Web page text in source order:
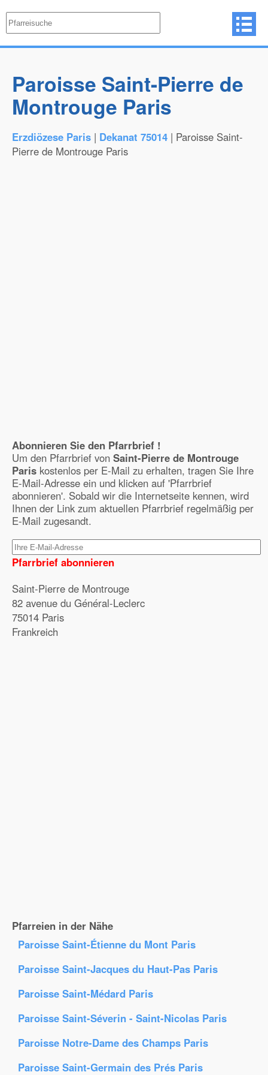
Paroisse Saint-Pierre de
Montrouge Paris
Erzdiözese Paris | Dekanat 75014 | Paroisse Saint-
Pierre de Montrouge Paris
Abonnieren Sie den Pfarrbrief !
Um den Pfarrbrief von Saint-Pierre de Montrouge
Paris kostenlos per E-Mail zu erhalten, tragen Sie Ihre
E-Mail-Adresse ein und klicken auf 'Pfarrbrief
abonnieren'. Sobald wir die Internetseite kennen, wird
Ihnen der Link zum aktuellen Pfarrbrief regelmäßig per
E-Mail zugesandt.
Pfarrbrief abonnieren
Saint-Pierre de Montrouge
82 avenue du Général-Leclerc
75014 Paris
Frankreich
Pfarreien in der Nähe
Paroisse Saint-Étienne du Mont Paris
Paroisse Saint-Jacques du Haut-Pas Paris
Paroisse Saint-Médard Paris
Paroisse Saint-Séverin - Saint-Nicolas Paris
Paroisse Notre-Dame des Champs Paris
Paroisse Saint-Germain des Prés Paris